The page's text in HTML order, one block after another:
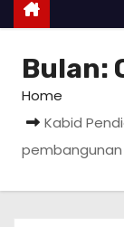
Bulan:
Home
Kabid
pembangunan